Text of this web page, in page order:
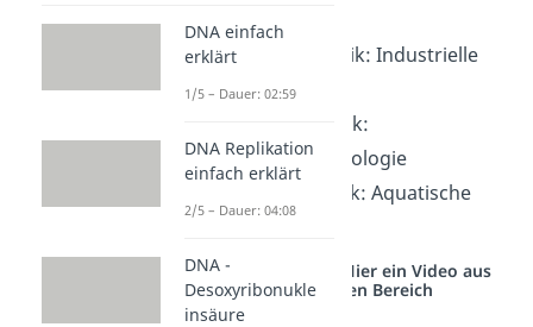
Biotechnologie
weiße
Gentechnik: Industrielle
Biotechnologie
Gentechnik:
Umweltbiotechnologie
Gentechnik: Aquatische
Studyflix vernetzt: Hier ein Video aus
einem anderen Bereich
DNA einfach
erklärt
1/5 – Dauer: 02:59
DNA Replikation
einfach erklärt
2/5 – Dauer: 04:08
DNA -
Desoxyribonukle
insäure